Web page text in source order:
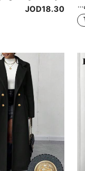
SHEIN Lady معاطف ترينش متوسطة الطول لارتداء الخروج للنساء، نصف دائري الحواف منسوج، أزرار أمامية، مقاسات كبيرة، مناسب للموسم الخريفي والشتوي JOD18.30